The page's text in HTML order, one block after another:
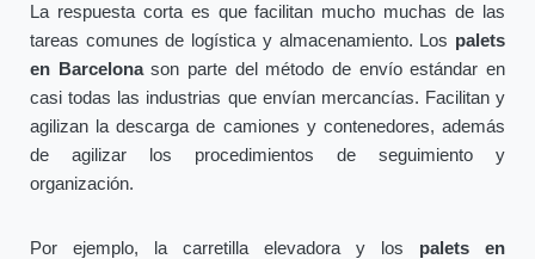
La respuesta corta es que facilitan mucho muchas de las
tareas comunes de logística y almacenamiento. Los palets
en Barcelonason parte del método de envío estándar en
casi todas las industrias que envían mercancías. Facilitan y
agilizan la descarga de camiones y contenedores, además
de agilizar los procedimientos de seguimiento y
organización.
Por ejemplo, la carretilla elevadora y los palets en